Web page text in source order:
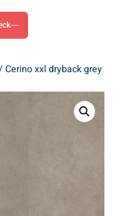
Cerino xxl dryback grey